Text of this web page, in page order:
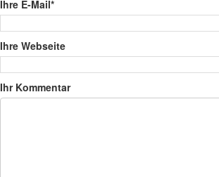
Ihre E-Mail*
Ihre Webseite
Ihr Kommentar